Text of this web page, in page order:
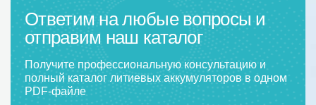
Ответим на любые вопросы и
отправим наш каталог
Получите профессиональную консультацию и
полный каталог литиевых аккумуляторов в одном
PDF-файле